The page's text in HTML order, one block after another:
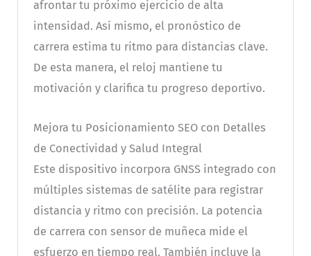
afrontar tu próximo ejercicio de alta
intensidad. Así mismo, el pronóstico de
carrera estima tu ritmo para distancias clave.
De esta manera, el reloj mantiene tu
motivación y clarifica tu progreso deportivo.
Mejora tu Posicionamiento SEO con Detalles
de Conectividad y Salud Integral
Este dispositivo incorpora GNSS integrado con
múltiples sistemas de satélite para registrar
distancia y ritmo con precisión. La potencia
de carrera con sensor de muñeca mide el
esfuerzo en tiempo real. También incluye la